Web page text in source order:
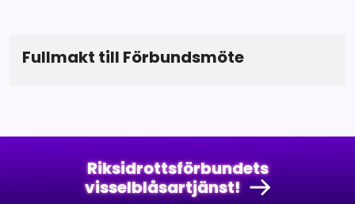
Fullmakt till Förbundsmöte
Riksidrottsförbundets
visselblåsartjänst!